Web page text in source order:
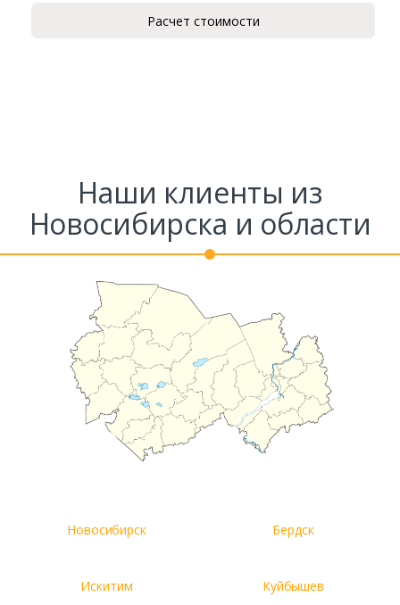
Расчет стоимости
Наши клиенты из
Новосибирска и области
Новосибирск Бердск
Искитим Куйбышев